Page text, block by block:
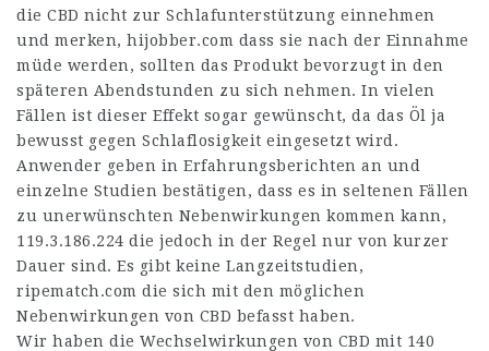
die CBD nicht zur Schlafunterstützung einnehmen
und merken, hijobber.com dass sie nach der Einnahme
müde werden, sollten das Produkt bevorzugt in den
späteren Abendstunden zu sich nehmen. In vielen
Fällen ist dieser Effekt sogar gewünscht, da das Öl ja
bewusst gegen Schlaflosigkeit eingesetzt wird.
Anwender geben in Erfahrungsberichten an und
einzelne Studien bestätigen, dass es in seltenen Fällen
zu unerwünschten Nebenwirkungen kommen kann,
119.3.186.224 die jedoch in der Regel nur von kurzer
Dauer sind. Es gibt keine Langzeitstudien,
ripematch.com die sich mit den möglichen
Nebenwirkungen von CBD befasst haben.
Wir haben die Wechselwirkungen von CBD mit 140